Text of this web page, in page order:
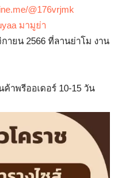
@176vrjmk
มามูย่า
ายน 2566 ที่ลานย่าโม งาน
าพรีออเดอร์ 10-15 วัน